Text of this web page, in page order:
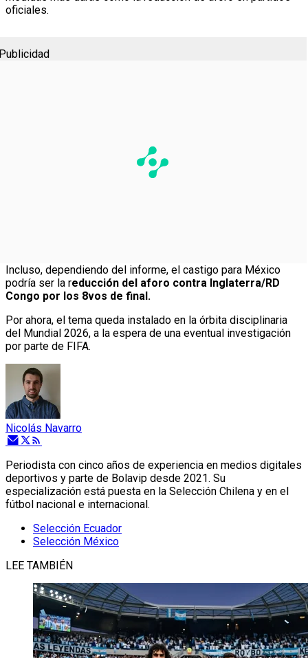
oficiales.
Incluso, dependiendo del informe, el castigo para México
podría ser la reducción del aforo contra Inglaterra/RD
Congo por los 8vos de final.
Por ahora, el tema queda instalado en la órbita disciplinaria
del Mundial 2026, a la espera de una eventual investigación
por parte de FIFA.
Nicolás Navarro
Periodista con cinco años de experiencia en medios digitales
deportivos y parte de Bolavip desde 2021. Su
especialización está puesta en la Selección Chilena y en el
fútbol nacional e internacional.
Selección Ecuador
Selección México
LEE TAMBIÉN